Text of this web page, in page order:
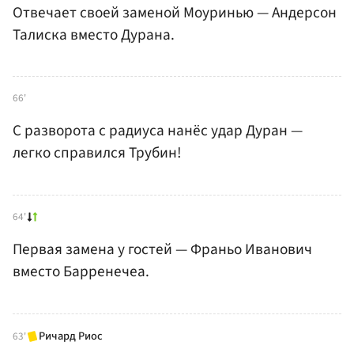
Отвечает своей заменой Моуринью — Андерсон
Талиска вместо Дурана.
66'
С разворота с радиуса нанёс удар Дуран —
легко справился Трубин!
64'
Первая замена у гостей — Франьо Иванович
вместо Барренечеа.
63' Ричард Риос